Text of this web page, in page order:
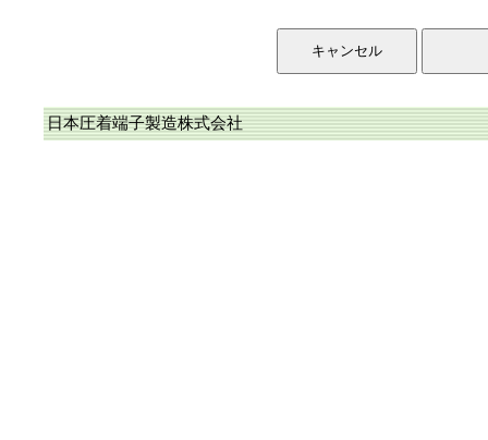
日本圧着端子製造株式会社